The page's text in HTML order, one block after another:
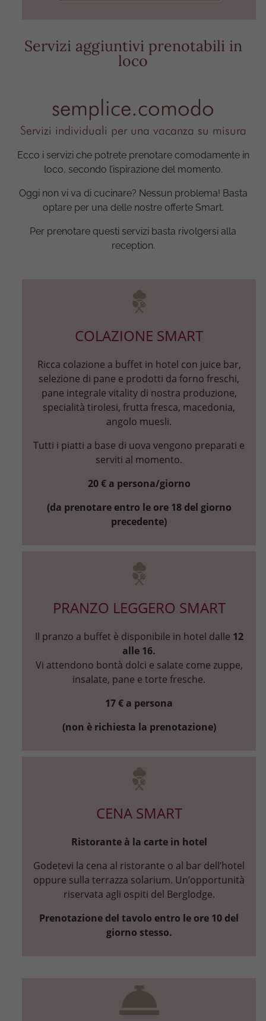
Servizi aggiuntivi prenotabili in
loco
semplice.comodo
Servizi individuali per una vacanza su misura
Ecco i servizi che potrete prenotare comodamente in
loco, secondo l’ispirazione del momento.
Oggi non vi va di cucinare? Nessun problema! Basta
optare per una delle nostre offerte Smart.
Per prenotare questi servizi basta rivolgersi alla
reception.
COLAZIONE SMART
Ricca colazione a buffet in hotel con juice bar,
selezione di pane e prodotti da forno freschi,
pane integrale vitality di nostra produzione,
specialità tirolesi, frutta fresca, macedonia,
angolo muesli.
Tutti i piatti a base di uova vengono preparati e
serviti al momento.
20 € a persona/giorno
(da prenotare entro le ore 18 del giorno
precedente)
PRANZO LEGGERO SMART
Il pranzo a buffet è disponibile in hotel dalle 12
alle 16.
Vi attendono bontà dolci e salate come zuppe,
insalate, pane e torte fresche.
17 € a persona
(non è richiesta la prenotazione)
CENA SMART
Ristorante à la carte in hotel
Godetevi la cena al ristorante o al bar dell’hotel
oppure sulla terrazza solarium. Un’opportunità
riservata agli ospiti del Berglodge.
Prenotazione del tavolo entro le ore 10 del
giorno stesso.